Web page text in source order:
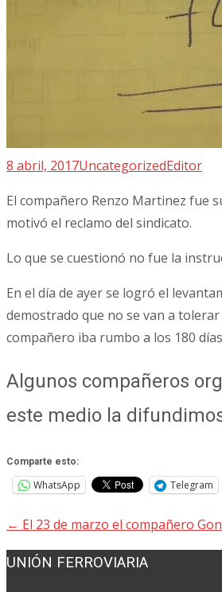
8 abril, 2017UncategorizedEditor
El compañero Renzo Martinez fue
motivó el reclamo del sindicato.
Lo que se cuestionó no fue la
En el día de ayer se logró el
demostrado que no se van a
compañero iba rumbo a los 180
Algunos compañeros
este medio la
Comparte esto:
WhatsApp Telegram
Navegación
de
← El 23 de marzo el compañero
UNIÓN FERROVIARIA